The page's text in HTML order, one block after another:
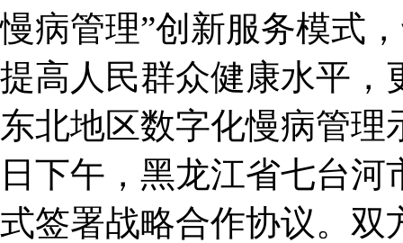
慢病管理”创新服务模式
提高人民群众健康水平，
东北地区数字化慢病管理
日下午，黑龙江省七台
式签署战略合作协议。双